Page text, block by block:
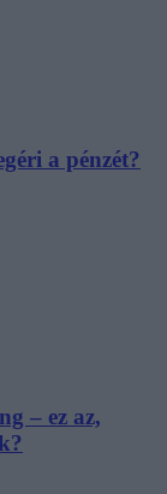
a pénzét?
– ez az,